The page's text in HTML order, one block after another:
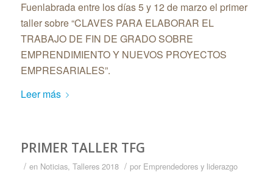
Fuenlabrada entre los días 5 y 12 de marzo el primer
taller sobre “CLAVES PARA ELABORAR EL
TRABAJO DE FIN DE GRADO SOBRE
EMPRENDIMIENTO Y NUEVOS PROYECTOS
EMPRESARIALES”.
Leer más
PRIMER TALLER TFG
/ en Noticias, Talleres 2018 / por Emprendedores y liderazgo